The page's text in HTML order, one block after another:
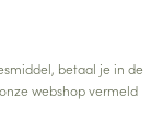
betaal je in de
webshop vermeld